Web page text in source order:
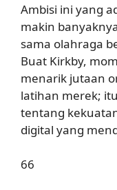
Ambisi ini yang
makin
sama olahraga
Buat Kirkby,
menarik jutaan
latihan merek;
tentang
digital yang
66